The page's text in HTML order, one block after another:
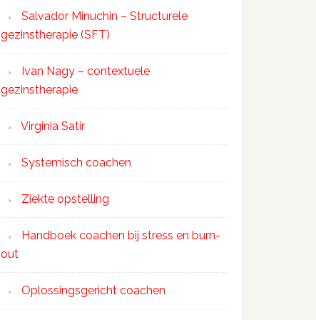
Salvador Minuchin – Structurele
gezinstherapie (SFT)
Ivan Nagy – contextuele
gezinstherapie
Virginia Satir
Systemisch coachen
Ziekte opstelling
Handboek coachen bij stress en burn-
out
Oplossingsgericht coachen